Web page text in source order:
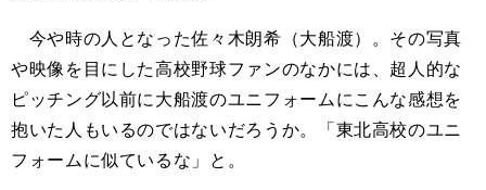
今や時の人となった佐々木朗希（大船渡）。その写真
や映像を目にした高校野球ファンのなかには、超人的な
ピッチング以前に大船渡のユニフォームにこんな感想を
抱いた人もいるのではないだろうか。「東北高校のユニ
フォームに似ているな」と。